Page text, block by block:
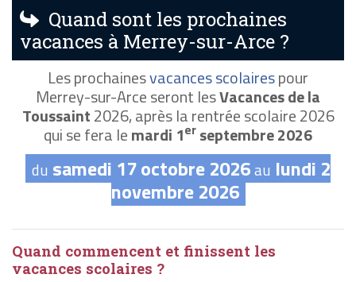
Quand sont les prochaines
vacances à Merrey-sur-Arce ?
Les prochainesvacances scolairespour
Merrey-sur-Arce seront lesVacances de la
Toussaint2026, après la rentrée scolaire 2026
qui se fera lemardi 1er septembre 2026
du samedi 17 octobre 2026au lundi 2
novembre 2026
Quand commencent et finissent les
vacances scolaires ?